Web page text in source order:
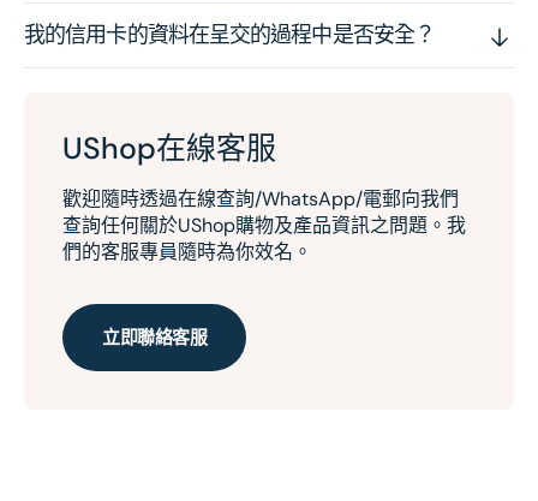
我的信用卡的資料在呈交的過程中是否安全？
UShop在線客服
歡迎隨時透過在線查詢/WhatsApp/電郵向我們
查詢任何關於UShop購物及產品資訊之問題。我
們的客服專員隨時為你效名。
立即聯絡客服